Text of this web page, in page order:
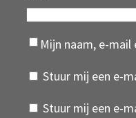
Mijn naam, e-
Stuur mij een e-
Stuur mij een e-